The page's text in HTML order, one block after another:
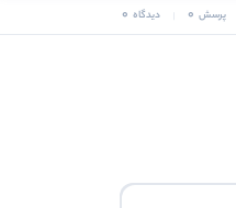
پرسش 0 دیدگاه 0